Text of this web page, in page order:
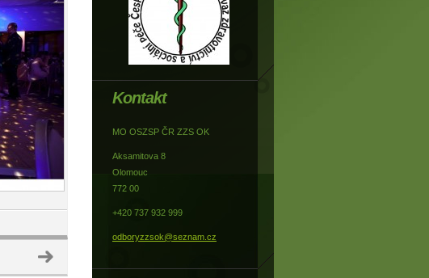
Kontakt
MO OSZSP ČR ZZS OK
Aksamitova 8
Olomouc
772 00
+420 737 932 999
odboryzzsok@seznam.cz